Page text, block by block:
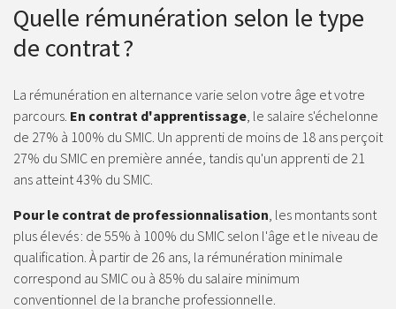
Quelle rémunération selon le type
de contrat ?
La rémunération en alternance varie selon votre âge et votre
parcours. En contrat d'apprentissage , le salaire s'échelonne
de 27% à 100% du SMIC. Un apprenti de moins de 18 ans perçoit
27% du SMIC en première année, tandis qu'un apprenti de 21
ans atteint 43% du SMIC.
Pour le contrat de professionnalisation , les montants sont
plus élevés : de 55% à 100% du SMIC selon l'âge et le niveau de
qualification. À partir de 26 ans, la rémunération minimale
correspond au SMIC ou à 85% du salaire minimum
conventionnel de la branche professionnelle.